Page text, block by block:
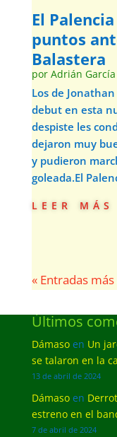
El
puntos
Balastera
por Adrián
Los de
debut en esta
despiste les
dejaron muy
y pudieron
goleada.El
leer más
« Entradas
Últimos
Dámasoen Un
se talaron en la
13 de abril de 2024
Dámasoen
estreno en el
7 de abril de 2024